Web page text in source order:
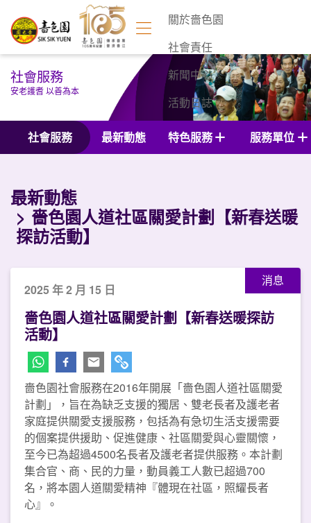
關於嗇色園
社會責任
新聞中心
活動日誌
聯絡我們
社會服務
安老護耆 以善為本
社會服務 最新動態 特色服務 服務單位
最新動態
嗇色園人道社區關愛計劃【新春送暖
探訪活動】
消息
2025 年 2 月 15 日
嗇色園人道社區關愛計劃【新春送暖探訪
活動】
嗇色園社會服務在2016年開展「嗇色園人道社區關愛
計劃」，旨在為缺乏支援的獨居、雙老長者及護老者
家庭提供關愛支援服務，包括為有急切生活支援需要
的個案提供援助、促進健康、社區關愛與心靈關懷，
至今已為超過4500名長者及護老者提供服務。本計劃
集合官、商、民的力量，動員義工人數已超過700
名，將本園人道關愛精神『體現在社區，照耀長者
心』。